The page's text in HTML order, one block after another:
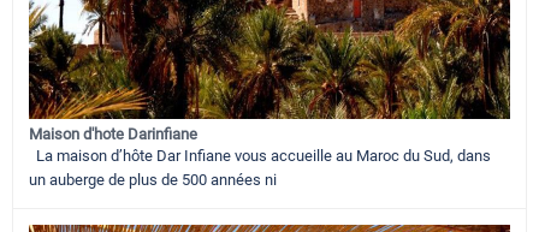
Maison d'hote Darinfiane
La maison d’hôte Dar Infiane vous accueille au Maroc du Sud, dans
un auberge de plus de 500 années ni